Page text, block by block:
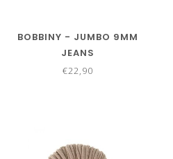
BOBBINY - JUMBO 9MM
JEANS
€22,90